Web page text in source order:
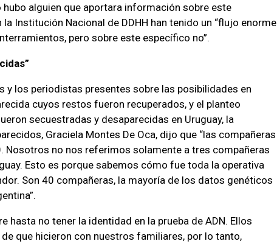
alguien que aportara información sobre este
Institución Nacional de DDHH han tenido un “flujo enorme
pero sobre este específico no”.
y los periodistas presentes sobre las posibilidades en
cuyos restos fueron recuperados, y el planteo
secuestradas y desaparecidas en Uruguay, la
Graciela Montes De Oca, dijo que “las compañeras
Nosotros no nos referimos solamente a tres compañeras
Esto es porque sabemos cómo fue toda la operativa
Son 40 compañeras, la mayoría de los datos genéticos
hasta no tener la identidad en la prueba de ADN. Ellos
que hicieron con nuestros familiares, por lo tanto,